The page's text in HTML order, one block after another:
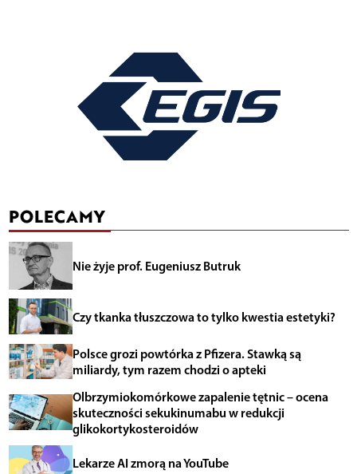
POLECAMY
Nie żyje prof. Eugeniusz Butruk
Czy tkanka tłuszczowa to tylko kwestia estetyki?
Polsce grozi powtórka z Pfizera. Stawką są
miliardy, tym razem chodzi o apteki
Olbrzymiokomórkowe zapalenie tętnic – ocena
skuteczności sekukinumabu w redukcji
glikokortykosteroidów
Lekarze AI zmorą na YouTube